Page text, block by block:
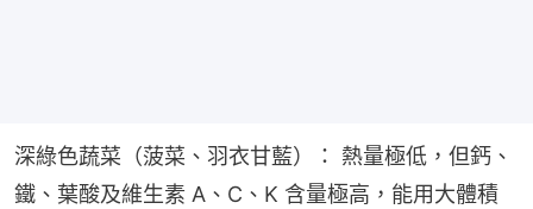
深綠色蔬菜（菠菜、羽衣甘藍）： 熱量極低，但鈣、
鐵、葉酸及維生素 A、C、K 含量極高，能用大體積